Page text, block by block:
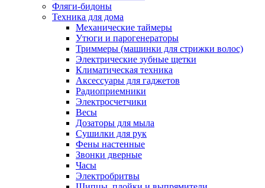
Фляги-бидоны
Техника для дома
Механические таймеры
Утюги и парогенераторы
Триммеры (машинки для стрижки волос)
Электрические зубные щетки
Климатическая техника
Аксессуары для гаджетов
Радиоприемники
Электросчетчики
Весы
Дозаторы для мыла
Сушилки для рук
Фены настенные
Звонки дверные
Часы
Электробритвы